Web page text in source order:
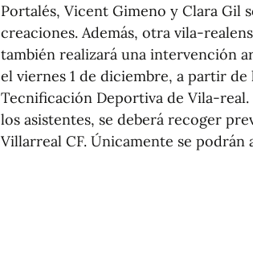
Portalés, Vicent Gimeno y Clara Gil
creaciones. Además, otra vila-
también realizará una intervención
el viernes 1 de diciembre, a partir
Tecnificación Deportiva de Vila-
los asistentes, se deberá recoger
Villarreal CF. Únicamente se